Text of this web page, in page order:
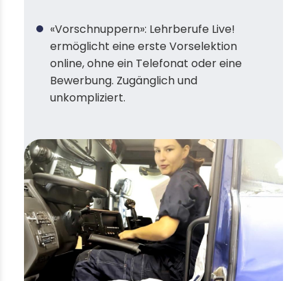
«Vorschnuppern»: Lehrberufe Live!
ermöglicht eine erste Vorselektion
online, ohne ein Telefonat oder eine
Bewerbung. Zugänglich und
unkompliziert.